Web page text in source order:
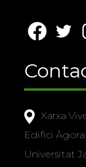
Xarxa
Edifici Àgora
Universitat